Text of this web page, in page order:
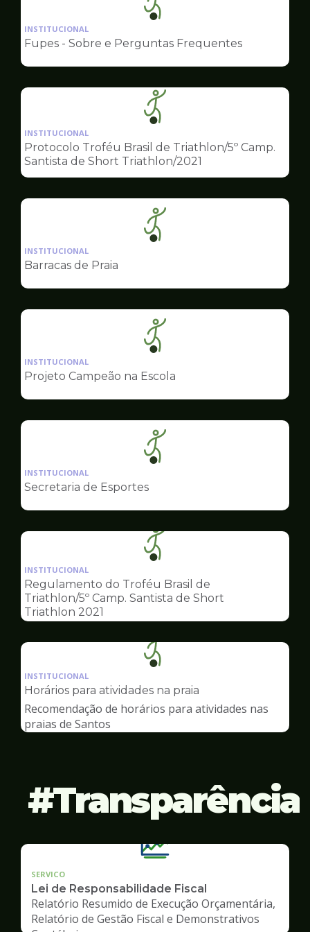
Ilustração
da
pagina
Esportes
INSTITUCIONAL
Fupes - Sobre e Perguntas Frequentes
Ilustração
da
pagina
de
Esportes
INSTITUCIONAL
Protocolo Troféu Brasil de Triathlon/5º Camp.
Santista de Short Triathlon/2021
Ilustração
da
Esportes
INSTITUCIONAL
Barracas de Praia
Ilustração
da
pagina
Esportes
INSTITUCIONAL
Projeto Campeão na Escola
Ilustração
da
Esportes
INSTITUCIONAL
Secretaria de Esportes
Ilustração
da
pagina
de
INSTITUCIONAL
Regulamento do Troféu Brasil de
Triathlon/5º Camp. Santista de Short
Triathlon 2021
Ilustração
da
pagina
Esportes
INSTITUCIONAL
Horários para atividades na praia
Recomendação de horários para atividades nas
praias de Santos
Transparência
SERVICO
Lei de Responsabilidade Fiscal
Relatório Resumido de Execução Orçamentária,
Relatório de Gestão Fiscal e Demonstrativos